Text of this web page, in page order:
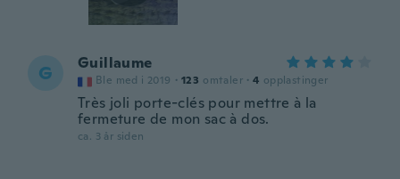
G Guillaume
Ble med i 2019 · 123 omtaler · 4 opplastinger
Très joli porte-clés pour mettre à la
fermeture de mon sac à dos.
ca. 3 år siden